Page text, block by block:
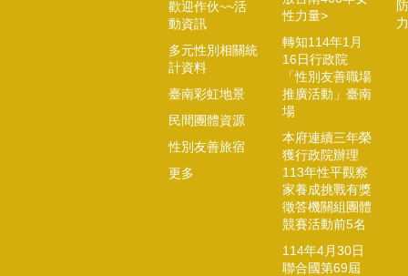
歡迎作伙~~活
動資訊
多元性別相關統
計資料
臺南彩虹地景
民間團體資源
性別友善旅宿
更多
性力量>
轉知114年1月
16日行政院
「性別友善職場
推廣活動」臺南
場
本府連續三年榮
獲行政院辦理
113年性平觀察
家養成挑戰有獎
徵答機關組團體
競賽活動前5名
114年4月30日
聯合國第69屆